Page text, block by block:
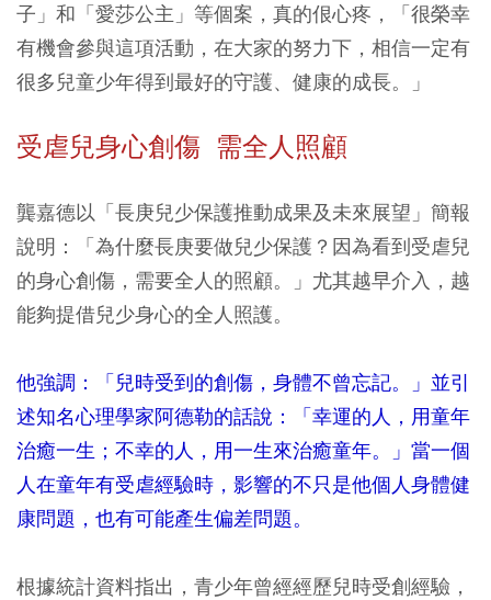
子」和「愛莎公主」等個案，真的佷心疼，「很榮幸
有機會參與這項活動，在大家的努力下，相信一定有
很多兒童少年得到最好的守護、健康的成長。」
受虐兒身心創傷 需全人照顧
龔嘉德以「長庚兒少保護推動成果及未來展望」簡報
說明：「為什麼長庚要做兒少保護？因為看到受虐兒
的身心創傷，需要全人的照顧。」尤其越早介入，越
能夠提借兒少身心的全人照護。
他強調：「兒時受到的創傷，身體不曾忘記。」並引
述知名心理學家阿德勒的話說：「幸運的人，用童年
治癒一生；不幸的人，用一生來治癒童年。」當一個
人在童年有受虐經驗時，影響的不只是他個人身體健
康問題，也有可能產生偏差問題。
根據統計資料指出，青少年曾經經歷兒時受創經驗，